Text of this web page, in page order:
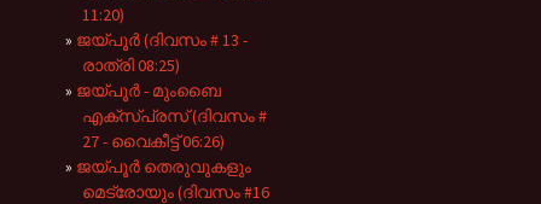
11:20)
ജയ്പൂർ (ദിവസം # 13 -
രാത്രി 08:25)
ജയ്പൂർ - മുംബൈ
എക്സ്പ്രസ് (ദിവസം #
27 - വൈകീട്ട് 06:26)
ജയ്പൂർ തെരുവുകളും
മെട്രോയും (ദിവസം #16